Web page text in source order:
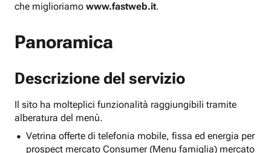
che miglioriamo www.fastweb.it.
Panoramica
Descrizione del servizio
Il sito ha molteplici funzionalità raggiungibili tramite
alberatura del menù.
Vetrina offerte di telefonia mobile, fissa ed energia per
prospect mercato Consumer (Menu famiglia) mercato